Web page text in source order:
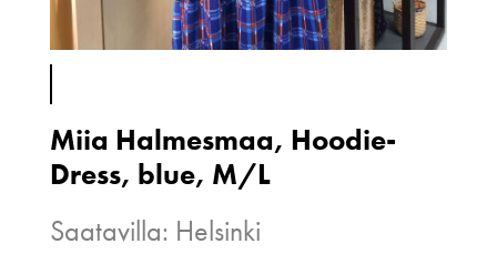
Miia Halmesmaa, Hoodie-
Dress, blue, M/L
Saatavilla: Helsinki